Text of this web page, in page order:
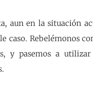
aun en la situación
caso. Rebelémonos
y pasemos a